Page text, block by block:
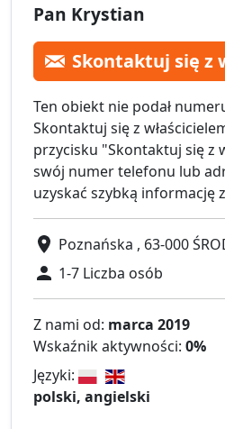
Pan Krystian
Skontaktuj się z
Ten obiekt nie podał
Skontaktuj się z
przycisku "Skontaktuj się z
swój numer telefonu lub
uzyskać szybką informację
Poznańska , 63-000
1-7 Liczba osób
Z nami od: marca 2019
Wskaźnik aktywności: 0%
Języki:
polski, angielski